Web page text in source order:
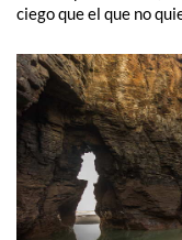
ciego que el que no